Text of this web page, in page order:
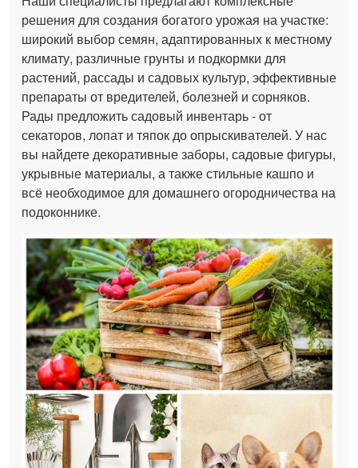
решения для создания богатого урожая на участке:
широкий выбор семян, адаптированных к местному
климату, различные грунты и подкормки для
растений, рассады и садовых культур, эффективные
препараты от вредителей, болезней и сорняков.
Рады предложить садовый инвентарь - от
секаторов, лопат и тяпок до опрыскивателей. У нас
вы найдете декоративные заборы, садовые фигуры,
укрывные материалы, а также стильные кашпо и
всё необходимое для домашнего огородничества на
подоконнике.